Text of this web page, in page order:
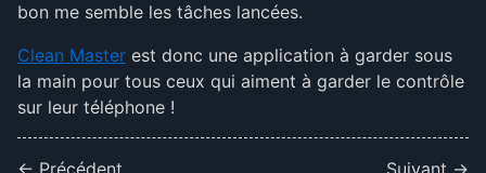
bon me semble les tâches lancées.
Clean Master est donc une application à garder sous
la main pour tous ceux qui aiment à garder le contrôle
sur leur téléphone !